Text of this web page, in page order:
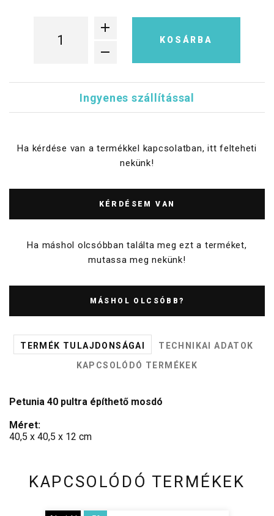
KOSÁRBA
Ingyenes szállítással
Ha kérdése van a termékkel kapcsolatban, itt felteheti
nekünk!
KÉRDÉSEM VAN
Ha máshol olcsóbban találta meg ezt a terméket,
mutassa meg nekünk!
MÁSHOL OLCSÓBB?
TERMÉK TULAJDONSÁGAI
TECHNIKAI ADATOK
KAPCSOLÓDÓ TERMÉKEK
Petunia 40 pultra építhető mosdó
Méret:
40,5 x 40,5 x 12 cm
KAPCSOLÓDÓ TERMÉKEK